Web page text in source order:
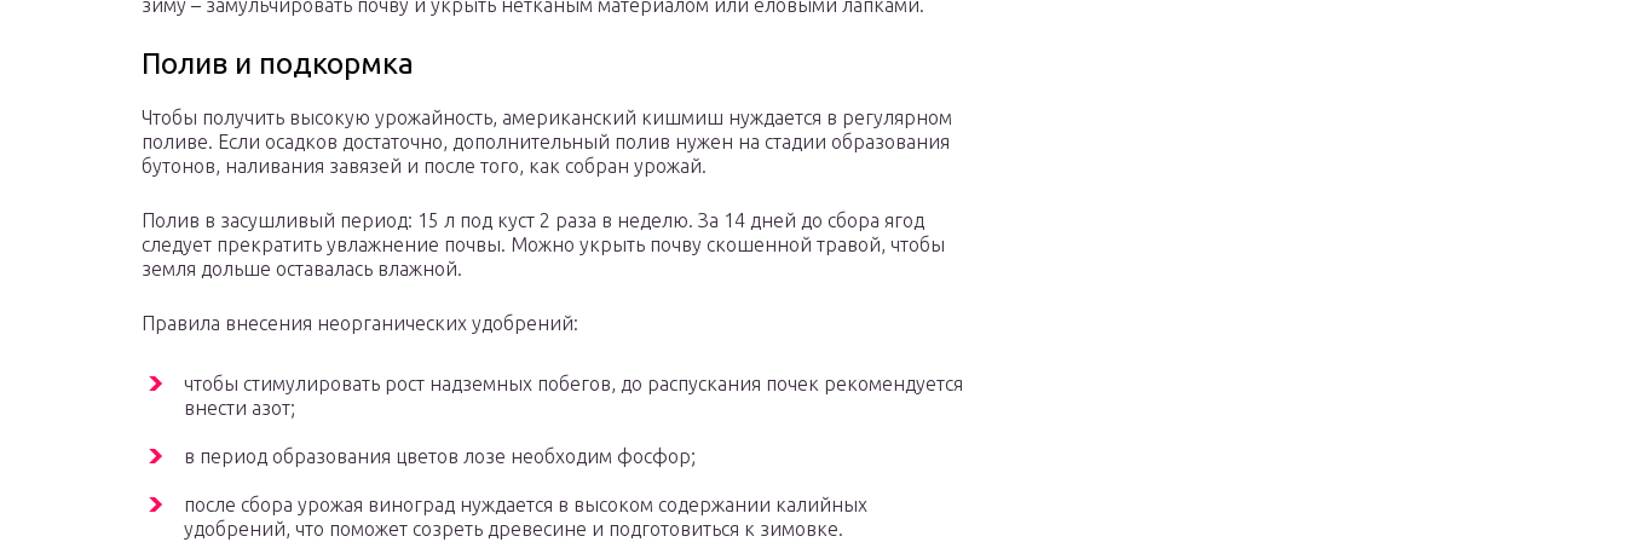
зиму – замульчировать почву и укрыть нетканым материалом или еловыми лапками.
Полив и подкормка
Чтобы получить высокую урожайность, американский кишмиш нуждается в регулярном
поливе. Если осадков достаточно, дополнительный полив нужен на стадии образования
бутонов, наливания завязей и после того, как собран урожай.
Полив в засушливый период: 15 л под куст 2 раза в неделю. За 14 дней до сбора ягод
следует прекратить увлажнение почвы. Можно укрыть почву скошенной травой, чтобы
земля дольше оставалась влажной.
Правила внесения неорганических удобрений:
чтобы стимулировать рост надземных побегов, до распускания почек рекомендуется
внести азот;
в период образования цветов лозе необходим фосфор;
после сбора урожая виноград нуждается в высоком содержании калийных
удобрений, что поможет созреть древесине и подготовиться к зимовке.